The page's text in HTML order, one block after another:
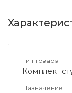
Тип товара
Комплект
Назначение